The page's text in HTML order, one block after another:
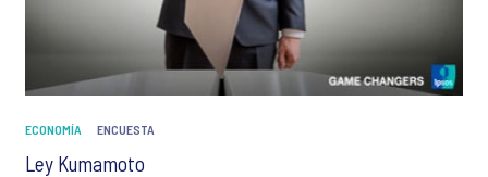
ECONOMÍA ENCUESTA
Ley Kumamoto